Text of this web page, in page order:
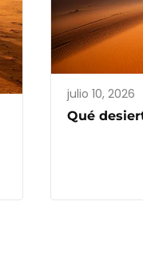
julio 10, 2026
Qué